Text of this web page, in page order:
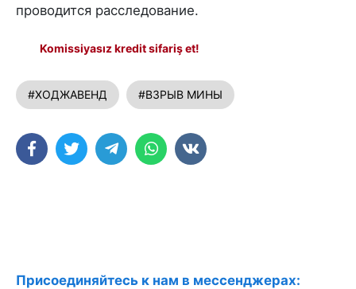
проводится расследование.
Komissiyasız kredit sifariş et!
#ХОДЖАВЕНД #ВЗРЫВ МИНЫ
Присоединяйтесь к нам в мессенджерах: